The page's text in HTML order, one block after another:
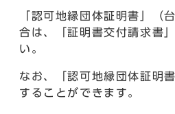
「認可地縁団体証明書」（
合は、「証明書交付請求書
い。
なお、「認可地縁団体証明
することができます。